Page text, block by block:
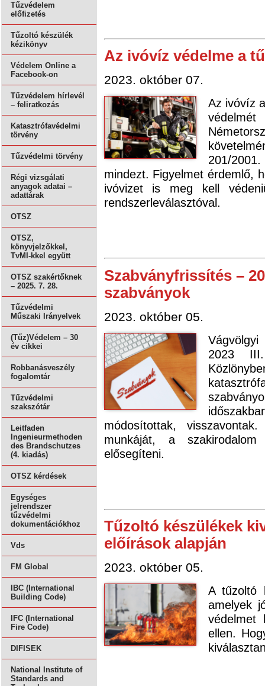
Tűzvédelem
előfizetés
Tűzoltó készülék
kézikönyv
Védelem Online a
Facebook-on
Tűzvédelem hírlevél
– feliratkozás
Katasztrófavédelmi
törvény
Tűzvédelmi törvény
Régi vizsgálati
anyagok adatai –
adattárak
OTSZ
OTSZ,
könyvjelzőkkel,
TvMI-kkel együtt
OTSZ szakértőknek
– 2025. 7. 28.
Tűzvédelmi
Műszaki Irányelvek
(Tűz)Védelem – 30
év cikkei
Robbanásveszély
fogalomtár
Tűzvédelmi
szakszótár
Leitfaden
Ingenieurmethoden
des Brandschutzes
(4. kiadás)
OTSZ kérdések
Egységes
jelrendszer
tűzvédelmi
dokumentációkhoz
Vds
FM Global
IBC (International
Building Code)
IFC (International
Fire Code)
DIFISEK
National Institute of
Standards and
Az ivóvíz védelme a
2023. október 07.
Az ivóvíz
201/
mindezt. Figyelmet érdemlő,
ivóvizet is meg kell
rendszerleválasztóval.
Szabványfrissítés –
szabványok
2023. október 05.
2023 III.
módosítottak,
munkáját, a
elősegíteni.
Tűzoltó készülékek
előírások alapján
2023. október 05.
A tűzoltó
amelyek
védelmet
ellen.